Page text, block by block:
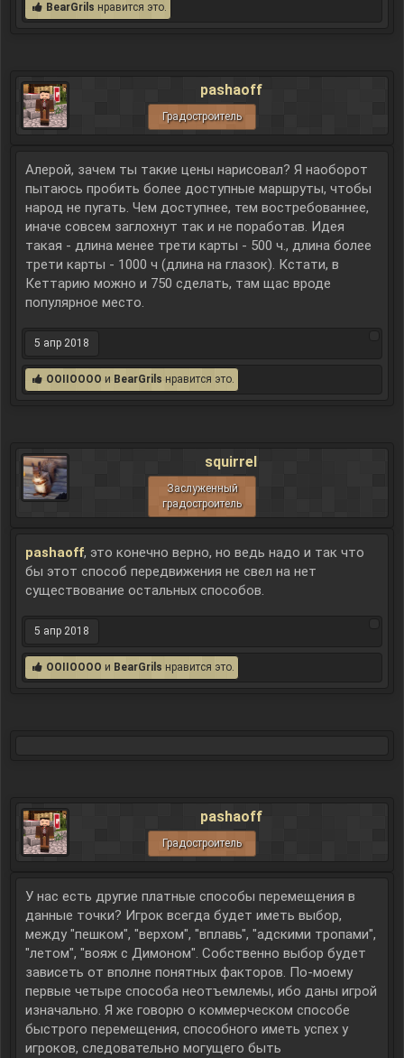
BearGrils нравится это.
pashaoff
Градостроитель
Алерой, зачем ты такие цены нарисовал? Я наоборот
пытаюсь пробить более доступные маршруты, чтобы
народ не пугать. Чем доступнее, тем востребованнее,
иначе совсем заглохнут так и не поработав. Идея
такая - длина менее трети карты - 500 ч., длина более
трети карты - 1000 ч (длина на глазок). Кстати, в
Кеттарию можно и 750 сделать, там щас вроде
популярное место.
5 апр 2018
OOIIOOOO и BearGrils нравится это.
squirrel
Заслуженный
градостроитель
pashaoff, это конечно верно, но ведь надо и так что
бы этот способ передвижения не свел на нет
существование остальных способов.
5 апр 2018
OOIIOOOO и BearGrils нравится это.
pashaoff
Градостроитель
У нас есть другие платные способы перемещения в
данные точки? Игрок всегда будет иметь выбор,
между "пешком", "верхом", "вплавь", "адскими тропами",
"летом", "вояж с Димоном". Собственно выбор будет
зависеть от вполне понятных факторов. По-моему
первые четыре способа неотъемлемы, ибо даны игрой
изначально. Я же говорю о коммерческом способе
быстрого перемещения, способного иметь успех у
игроков, следовательно могущего быть